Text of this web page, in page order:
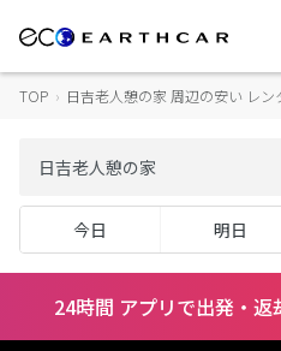
TOP › 日吉老人憩の家 周辺の安い レ
今日 明日
24時間 アプリで出発・返